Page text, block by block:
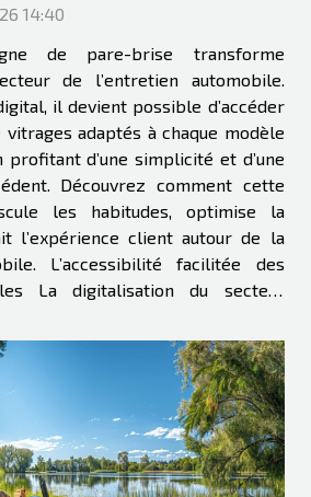
14:40
de pare-brise transforme
de l’entretien automobile.
il devient possible d’accéder
adaptés à chaque modèle
d’une simplicité et d’une
Découvrez comment cette
les habitudes, optimise la
l’expérience client autour de la
des
La digitalisation du secteur